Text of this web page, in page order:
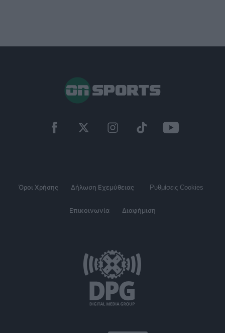
Όροι Χρήσης Δήλωση Εχεμύθειας Ρυθμίσεις Cookies
Επικοινωνία Διαφήμιση